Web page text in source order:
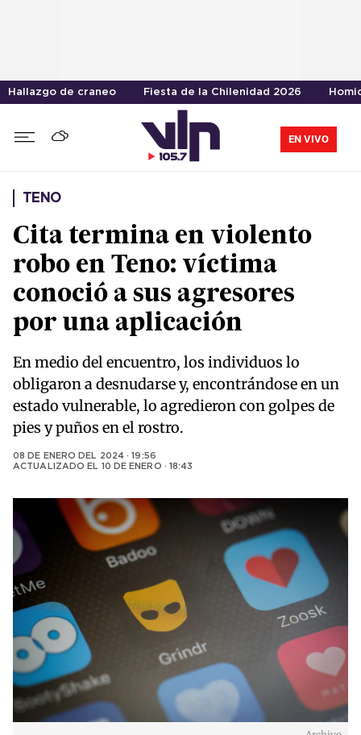
Hallazgo de craneo Fiesta de la Chilenidad 2026
EN VIVO
TENO
Cita termina en violento
robo en Teno: víctima
conoció a sus agresores
por una aplicación
En medio del encuentro, los individuos lo
obligaron a desnudarse y, encontrándose en un
estado vulnerable, lo agredieron con golpes de
pies y puños en el rostro.
08 DE ENERO DEL 2024 · 19:56
ACTUALIZADO EL 10 DE ENERO · 18:43